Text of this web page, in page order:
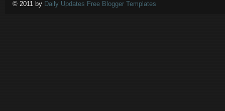
© 2011 by Daily Updates Free Blogger Templates